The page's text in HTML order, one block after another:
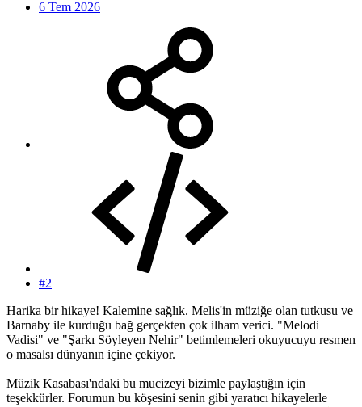
6 Tem 2026
#2
Harika bir hikaye! Kalemine sağlık. Melis'in müziğe olan tutkusu ve
Barnaby ile kurduğu bağ gerçekten çok ilham verici. "Melodi
Vadisi" ve "Şarkı Söyleyen Nehir" betimlemeleri okuyucuyu resmen
o masalsı dünyanın içine çekiyor.
Müzik Kasabası'ndaki bu mucizeyi bizimle paylaştığın için
teşekkürler. Forumun bu köşesini senin gibi yaratıcı hikayelerle